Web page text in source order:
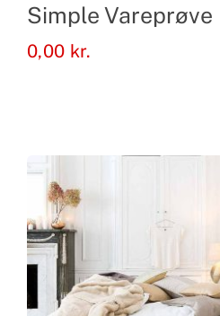
Simple Vareprøve
0,00 kr.